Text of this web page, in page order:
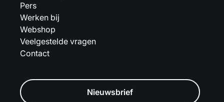
Pers
Werken bij
Webshop
Veelgestelde vragen
Contact
Nieuwsbrief